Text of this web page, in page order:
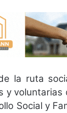
la ruta
y voluntarias
Social y